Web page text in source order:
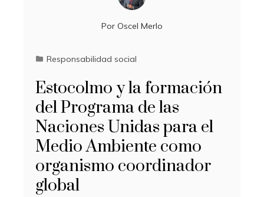
Por Oscel Merlo
Responsabilidad social
Estocolmo y la formación
del Programa de las
Naciones Unidas para el
Medio Ambiente como
organismo coordinador
global